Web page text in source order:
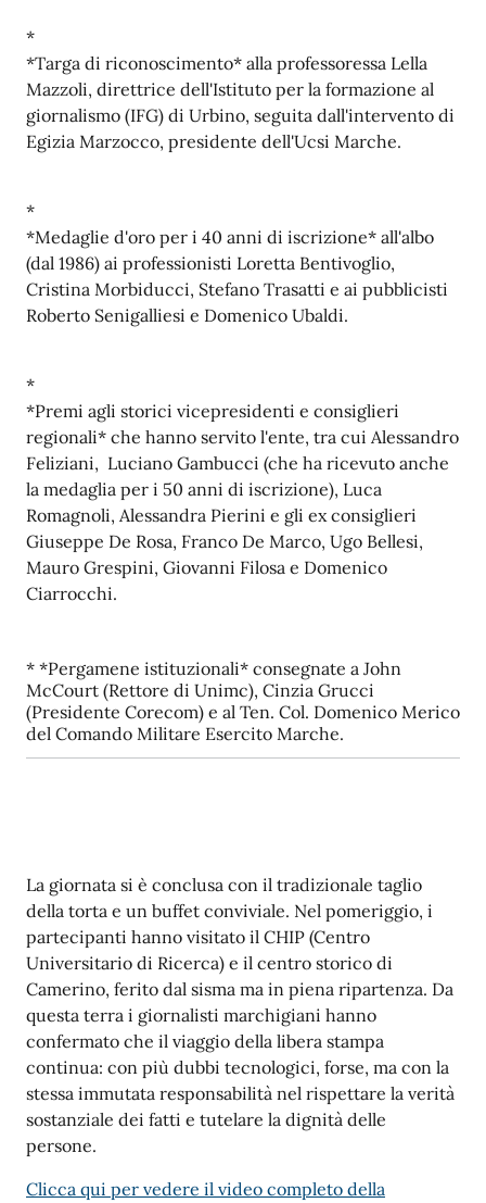
*
*Targa di riconoscimento* alla professoressa Lella
Mazzoli, direttrice dell'Istituto per la formazione al
giornalismo (IFG) di Urbino, seguita dall'intervento di
Egizia Marzocco, presidente dell'Ucsi Marche.
*
*Medaglie d'oro per i 40 anni di iscrizione* all'albo
(dal 1986) ai professionisti Loretta Bentivoglio,
Cristina Morbiducci, Stefano Trasatti e ai pubblicisti
Roberto Senigalliesi e Domenico Ubaldi.
*
*Premi agli storici vicepresidenti e consiglieri
regionali* che hanno servito l'ente, tra cui Alessandro
Feliziani, Luciano Gambucci (che ha ricevuto anche
la medaglia per i 50 anni di iscrizione), Luca
Romagnoli, Alessandra Pierini e gli ex consiglieri
Giuseppe De Rosa, Franco De Marco, Ugo Bellesi,
Mauro Grespini, Giovanni Filosa e Domenico
Ciarrocchi.
* *Pergamene istituzionali* consegnate a John
McCourt (Rettore di Unimc), Cinzia Grucci
(Presidente Corecom) e al Ten. Col. Domenico Merico
del Comando Militare Esercito Marche.
La giornata si è conclusa con il tradizionale taglio
della torta e un buffet conviviale. Nel pomeriggio, i
partecipanti hanno visitato il CHIP (Centro
Universitario di Ricerca) e il centro storico di
Camerino, ferito dal sisma ma in piena ripartenza. Da
questa terra i giornalisti marchigiani hanno
confermato che il viaggio della libera stampa
continua: con più dubbi tecnologici, forse, ma con la
stessa immutata responsabilità nel rispettare la verità
sostanziale dei fatti e tutelare la dignità delle
persone.
Clicca qui per vedere il video completo della